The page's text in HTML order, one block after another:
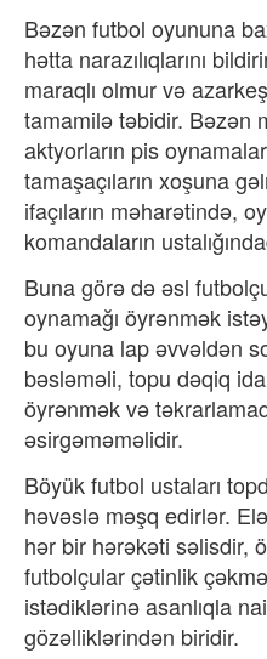
Bəzən futbol oyununa
hətta narazılıqlarını
maraqlı olmur və
tamamilə təbidir. Bəzən
aktyorların pis
tamaşaçıların xoşuna
ifaçıların məharətində,
komandaların
Buna görə də əsl
oynamağı öyrənmək
bu oyuna lap əvvəldən
bəsləməli, topu dəqiq
öyrənmək və
əsirgəməməlidir.
Böyük futbol ustaları
həvəslə məşq edirlər.
hər bir hərəkəti səlisdir,
futbolçular çətinlik
istədiklərinə asanlıqla
gözəlliklərindən biridir.